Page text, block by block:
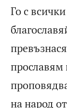
Го с
прославям
на народ